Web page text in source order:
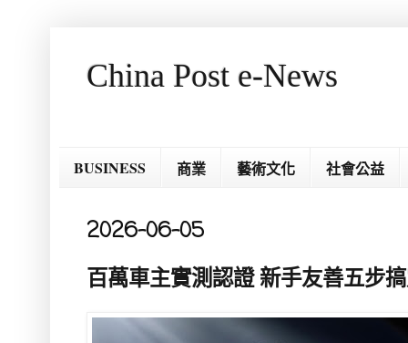
China Post e-News
BUSINESS 商業 藝術文化 社會公益
2026-06-05
百萬車主實測認證 新手友善五步